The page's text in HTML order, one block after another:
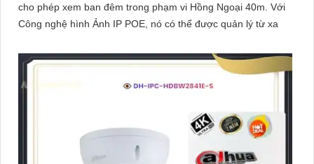
cho phép xem ban đêm trong phạm vi Hồng Ngoại 40m. Với
Công nghệ hình Ảnh IP POE, nó có thể được quản lý từ xa